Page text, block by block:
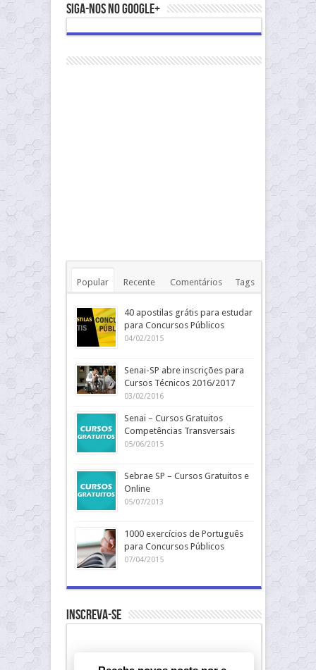
Siga-nos no Google+
Popular Recente Comentários Tags
40 apostilas grátis para estudar
para Concursos Públicos
04/02/2015
Senai-SP abre inscrições para
Cursos Técnicos 2016/2017
03/02/2016
Senai – Cursos Gratuitos
Competências Transversais
05/06/2015
Sebrae SP – Cursos Gratuitos e
Online
05/07/2013
1000 exercícios de Português
para Concursos Públicos
07/04/2015
Inscreva-se